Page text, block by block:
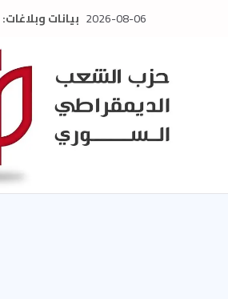
2026-08-06 بيانات وبلاغات: